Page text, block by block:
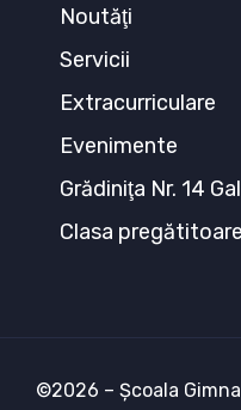
Noutăţi
Servicii
Extracurriculare
Evenimente
Grădiniţa Nr. 14
Clasa pregătitoare
©2026 – Școala